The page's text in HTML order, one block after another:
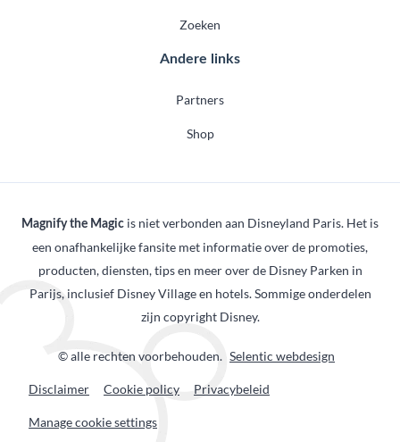
Zoeken
Andere links
Partners
Shop
Magnify the Magic is niet verbonden aan Disneyland Paris. Het is
een onafhankelijke fansite met informatie over de promoties,
producten, diensten, tips en meer over de Disney Parken in
Parijs, inclusief Disney Village en hotels. Sommige onderdelen
zijn copyright Disney.
© alle rechten voorbehouden. Selentic webdesign
Disclaimer Cookie policy Privacybeleid
Manage cookie settings